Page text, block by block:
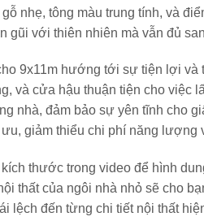
nhẹ, tông màu trung tính, và
gũi với thiên nhiên mà vẫn đủ
9x11m hướng tới sự tiện lợi
và cửa hậu thuận tiện cho
nhà, đảm bảo sự yên tĩnh cho
giảm thiểu chi phí năng lượng
thước trong video để hình
thất của ngôi nhà nhỏ sẽ cho
lệch đến từng chi tiết nội thất